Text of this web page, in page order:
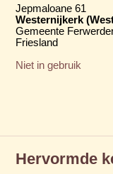
Jepmaloane 61
Westernijkerk
Gemeente
Friesland
Niet in gebruik
Hervormde